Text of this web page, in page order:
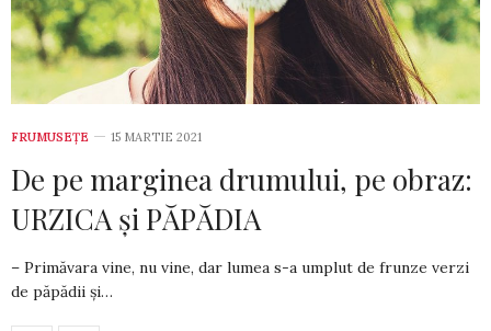
FRUMUSEȚE 15 MARTIE 2021
De pe marginea drumului, pe obraz:
URZICA și PĂPĂDIA
– Primăvara vine, nu vine, dar lumea s-a umplut de frunze verzi
de păpădii și…